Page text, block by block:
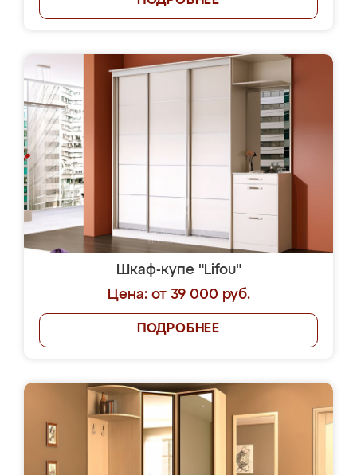
Шкаф-купе "Lifou"
Цена: от 39 000 руб.
ПОДРОБНЕЕ